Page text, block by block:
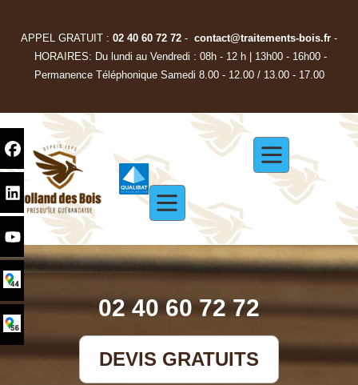
APPEL GRATUIT : 02 40 60 72 72 - contact@traitements-bois.fr -
HORAIRES: Du lundi au Vendredi : 08h - 12 h | 13h00 - 16h00 -
Permanence Téléphonique Samedi 8.00 - 12.00 / 13.00 - 17.00
02 40 60 72 72
DEVIS GRATUITS